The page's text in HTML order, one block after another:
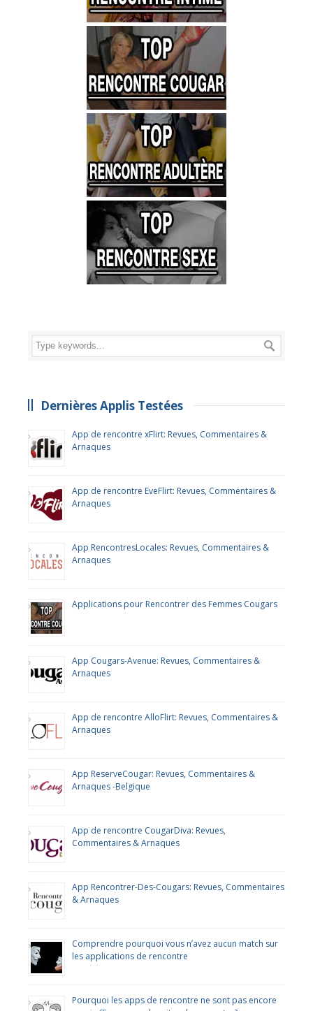
Dernières Applis Testées
App de rencontre xFlirt: Revues, Commentaires &
Arnaques
App de rencontre EveFlirt: Revues, Commentaires &
Arnaques
App RencontresLocales: Revues, Commentaires &
Arnaques
Applications pour Rencontrer des Femmes Cougars
App Cougars-Avenue: Revues, Commentaires &
Arnaques
App de rencontre AlloFlirt: Revues, Commentaires &
Arnaques
App ReserveCougar: Revues, Commentaires &
Arnaques -Belgique
App de rencontre CougarDiva: Revues,
Commentaires & Arnaques
App Rencontrer-Des-Cougars: Revues, Commentaires
& Arnaques
Comprendre pourquoi vous n’avez aucun match sur
les applications de rencontre
Pourquoi les apps de rencontre ne sont pas encore